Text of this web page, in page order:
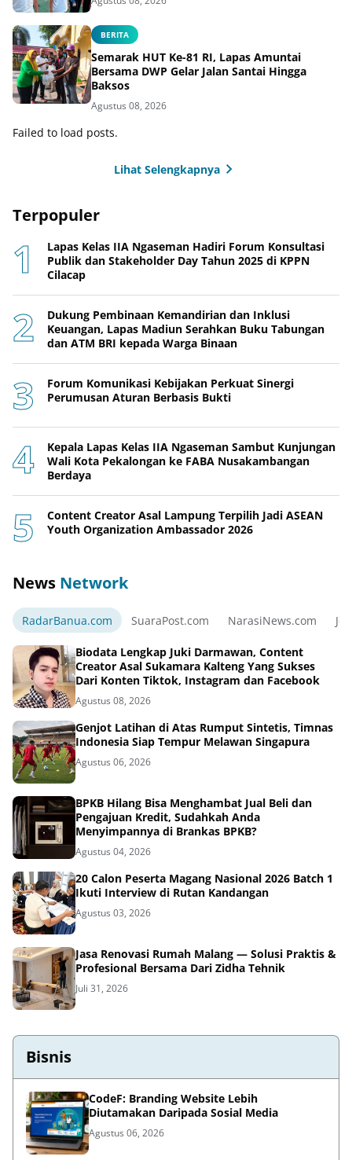
BERITA
Semarak HUT Ke-81 RI, Lapas Amuntai
Bersama DWP Gelar Jalan Santai Hingga
Baksos
Agustus 08, 2026
Failed to load posts.
Lihat Selengkapnya
Terpopuler
Lapas Kelas IIA Ngaseman Hadiri Forum Konsultasi
Publik dan Stakeholder Day Tahun 2025 di KPPN
Cilacap
Dukung Pembinaan Kemandirian dan Inklusi
Keuangan, Lapas Madiun Serahkan Buku Tabungan
dan ATM BRI kepada Warga Binaan
Forum Komunikasi Kebijakan Perkuat Sinergi
Perumusan Aturan Berbasis Bukti
Kepala Lapas Kelas IIA Ngaseman Sambut Kunjungan
Wali Kota Pekalongan ke FABA Nusakambangan
Berdaya
Content Creator Asal Lampung Terpilih Jadi ASEAN
Youth Organization Ambassador 2026
News Network
RadarBanua.com SuaraPost.com NarasiNews.com
Biodata Lengkap Juki Darmawan, Content
Creator Asal Sukamara Kalteng Yang Sukses
Dari Konten Tiktok, Instagram dan Facebook
Agustus 08, 2026
Genjot Latihan di Atas Rumput Sintetis, Timnas
Indonesia Siap Tempur Melawan Singapura
Agustus 06, 2026
BPKB Hilang Bisa Menghambat Jual Beli dan
Pengajuan Kredit, Sudahkah Anda
Menyimpannya di Brankas BPKB?
Agustus 04, 2026
20 Calon Peserta Magang Nasional 2026 Batch 1
Ikuti Interview di Rutan Kandangan
Agustus 03, 2026
Jasa Renovasi Rumah Malang — Solusi Praktis &
Profesional Bersama Dari Zidha Tehnik
Juli 31, 2026
Bisnis
CodeF: Branding Website Lebih
Diutamakan Daripada Sosial Media
Agustus 06, 2026